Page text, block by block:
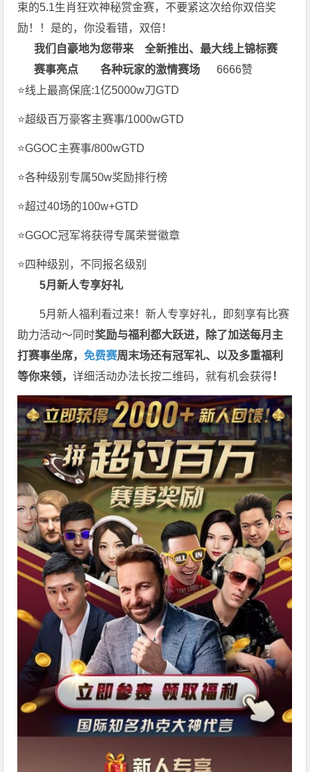
束的5.1生肖狂欢神秘赏金赛，不要紧这次给你双倍奖
励！！是的，你没看错，双倍！
我们自豪地为您带来全新推出、最大线上锦标赛
赛事亮点 各种玩家的激情赛场6666赞
⭐线上最高保底:1亿5000w刀GTD
⭐超级百万豪客主赛事/1000wGTD
⭐GGOC主赛事/800wGTD
⭐各种级别专属50w奖励排行榜
⭐超过40场的100w+GTD
⭐GGOC冠军将获得专属荣誉徽章
⭐四种级别，不同报名级别
5月新人专享好礼
5月新人福利看过来！新人专享好礼，即刻享有比赛
助力活动～同时奖励与福利都大跃进，除了加送每月主
打赛事坐席，免费赛周末场还有冠军礼、以及多重福利
等你来领，详细活动办法长按二维码，就有机会获得！